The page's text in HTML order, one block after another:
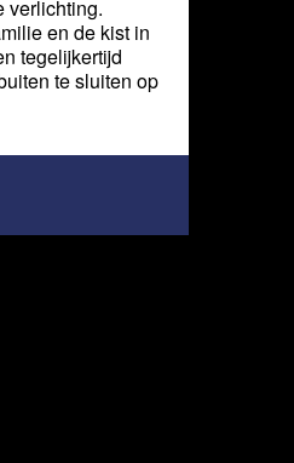
verlichting.
en de kist in
tegelijkertijd
te sluiten op